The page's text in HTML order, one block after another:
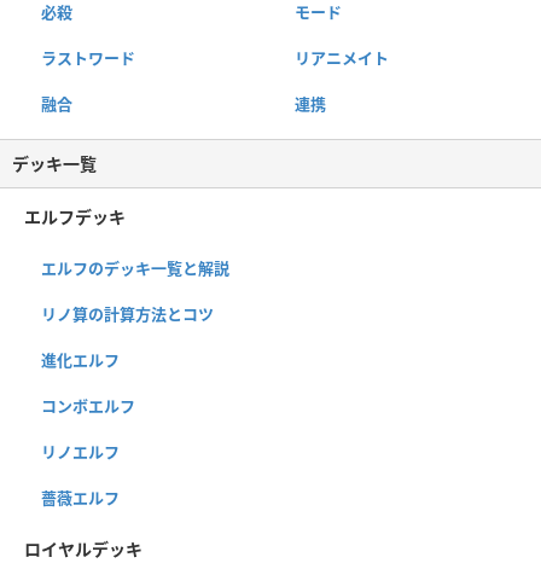
必殺 モード
ラストワード リアニメイト
融合 連携
デッキ一覧
エルフデッキ
エルフのデッキ一覧と解説
リノ算の計算方法とコツ
進化エルフ
コンボエルフ
リノエルフ
薔薇エルフ
ロイヤルデッキ